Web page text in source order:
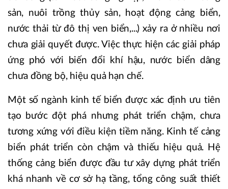
sản, nuôi trồng thủy sản, hoạt động cảng biển,
nước thải từ đô thị ven biển,...) xảy ra ở nhiều nơi
chưa giải quyết được. Việc thực hiện các giải pháp
ứng phó với biến đổi khí hậu, nước biển dâng
chưa đồng bộ, hiệu quả hạn chế.
Một số ngành kinh tế biển được xác định ưu tiên
tạo bước đột phá nhưng phát triển chậm, chưa
tương xứng với điều kiện tiềm năng. Kinh tế cảng
biển phát triển còn chậm và thiếu hiệu quả. Hệ
thống cảng biển được đầu tư xây dựng phát triển
khá nhanh về cơ sở hạ tầng, tổng công suất thiết